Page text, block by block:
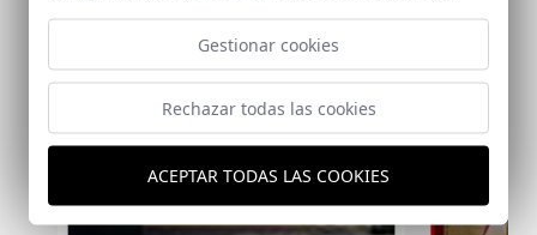
Gestionar cookies
Rechazar todas las cookies
ACEPTAR TODAS LAS COOKIES